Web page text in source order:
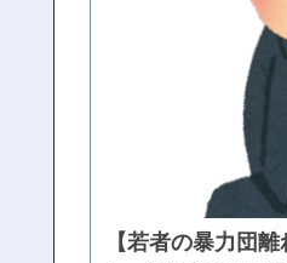
【若者の暴力団